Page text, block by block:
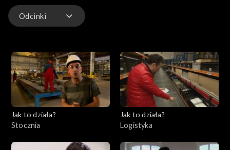
Odcinki
Odcinki
Jak to działa?
Stocznia
Jak to działa?
Logistyka